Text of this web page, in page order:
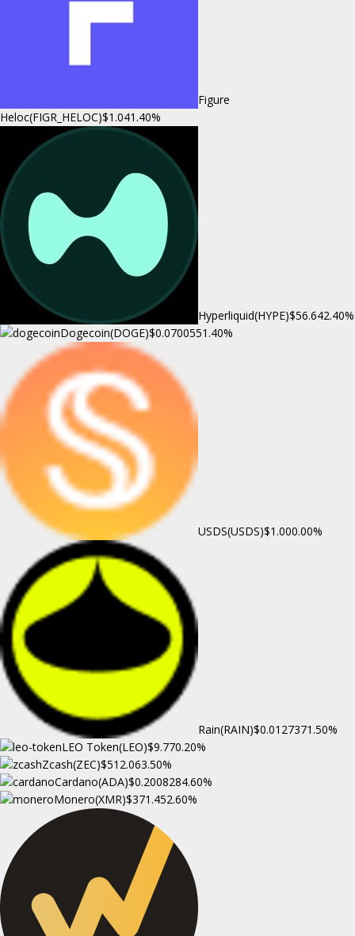
Figure
Heloc(FIGR_HELOC)$1.041.40%
Hyperliquid(HYPE)$56.642.40%
Dogecoin(DOGE)$0.0700551.40%
USDS(USDS)$1.000.00%
Rain(RAIN)$0.0127371.50%
LEO Token(LEO)$9.770.20%
Zcash(ZEC)$512.063.50%
Cardano(ADA)$0.2008284.60%
Monero(XMR)$371.452.60%